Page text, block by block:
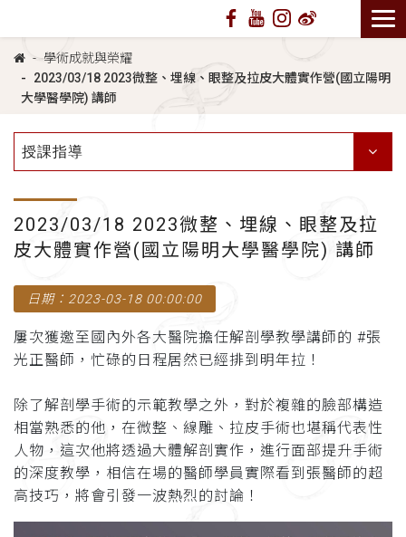
學術成就與榮耀
2023/03/18 2023微整、埋線、眼整及拉皮大體實作營(國立陽明
大學醫學院) 講師
授課指導
2023/03/18 2023微整、埋線、眼整及拉
皮大體實作營(國立陽明大學醫學院) 講師
日期：2023-03-18 00:00:00
屢次獲邀至國內外各大醫院擔任解剖學教學講師的 #張
光正醫師，忙碌的日程居然已經排到明年拉！
除了解剖學手術的示範教學之外，對於複雜的臉部構造
相當熟悉的他，在微整、線雕、拉皮手術也堪稱代表性
人物，這次他將透過大體解剖實作，進行面部提升手術
的深度教學，相信在場的醫師學員實際看到張醫師的超
高技巧，將會引發一波熱烈的討論！